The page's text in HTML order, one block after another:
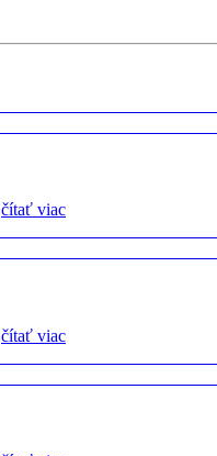
čítať viac
čítať viac